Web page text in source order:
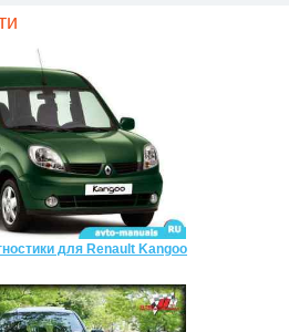
для Renault Kangoo